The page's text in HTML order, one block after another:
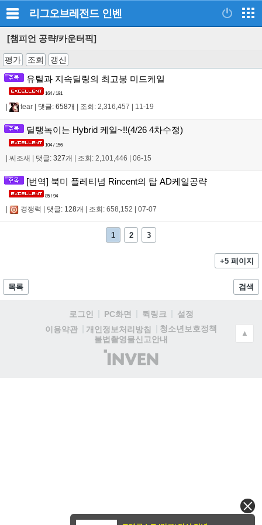
리그오브레전드 인벤
[챔피언 공략/카운터픽]
평가 조회 갱신
유틸과 지속딜링의 최고봉 미드케일
164 / 191
tear 댓글: 658개 조회: 2,316,457 11-19
딜탱녹이는 Hybrid 케일~!!(4/26 4차수정)
104 / 156
| 씨조새 | 댓글: 327개 | 조회: 2,101,446 | 06-15
[번역] 북미 플레티넘 Rincent의 탑 AD케일공략
85 / 94
경쟁력 댓글: 128개 조회: 658,152 07-07
1 2 3
+5 페이지
목록 검색
로그인 PC화면 퀵링크
설정
이용약관
개인정보처리방침
청소년보호정책
불법촬영물신고안내
(주)
인
▲